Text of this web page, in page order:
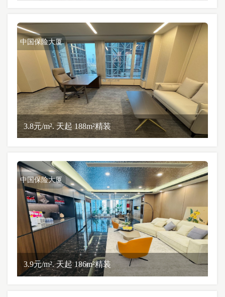
中国保险大厦
3.8元/m². 天起 188m²精装
中国保险大厦
3.9元/m². 天起 186m²精装